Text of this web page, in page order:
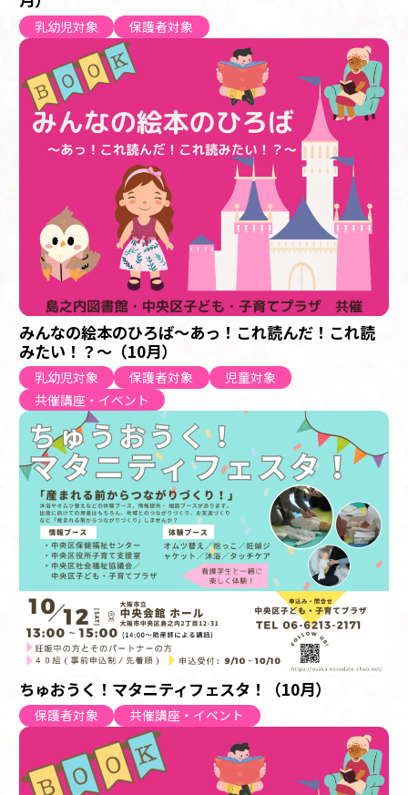
乳幼児対象 保護者対象
みんなの絵本のひろば～あっ！これ読んだ！これ読
みたい！？～（10月）
乳幼児対象 保護者対象
児童対象
共催講座・イベント
ちゅおうく！マタニティフェスタ！（10月）
保護者対象 共催講座・イベント